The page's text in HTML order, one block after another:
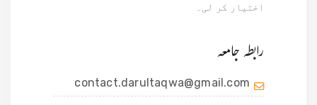
اختیار کر لی۔
رابطہ جامعہ
contact.darultaqwa@gmail.com